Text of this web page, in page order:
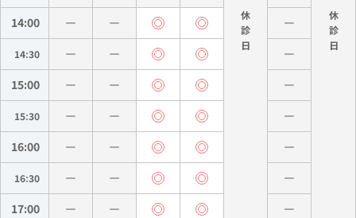
休
診
休
診
14:00
14:30
15:00
15:30
16:00
16:30
17:00